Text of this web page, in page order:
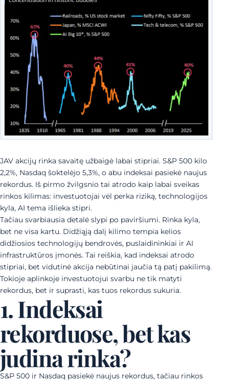
JAV akcijų rinka savaitę užbaigė labai stipriai. S&P 500 kilo
2,2%, Nasdaq šoktelėjo 5,3%, o abu indeksai pasiekė naujus
rekordus. Iš pirmo žvilgsnio tai atrodo kaip labai sveikas
rinkos kilimas: investuotojai vėl perka riziką, technologijos
kyla, AI tema išlieka stipri.
Tačiau svarbiausia detalė slypi po paviršiumi. Rinka kyla,
bet ne visa kartu. Didžiąją dalį kilimo tempia kelios
didžiosios technologijų bendrovės, puslaidininkiai ir AI
infrastruktūros įmonės. Tai reiškia, kad indeksai atrodo
stipriai, bet vidutinė akcija nebūtinai jaučia tą patį pakilimą.
Tokioje aplinkoje investuotojui svarbu ne tik matyti
rekordus, bet ir suprasti, kas tuos rekordus sukuria.
1. Indeksai
rekorduose, bet kas
judina rinka?
S&P 500 ir Nasdaq pasiekė naujus rekordus, tačiau rinkos